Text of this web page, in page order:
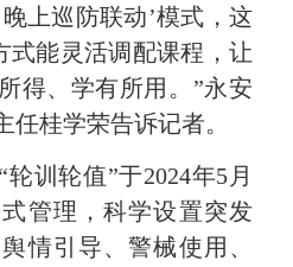
上巡防联动’模式，这
式能灵活调配课程，让
得、学有所用。”永安
任桂学荣告诉记者。
轮值”于2024年5月
管理，科学设置突发
情引导、警械使用、